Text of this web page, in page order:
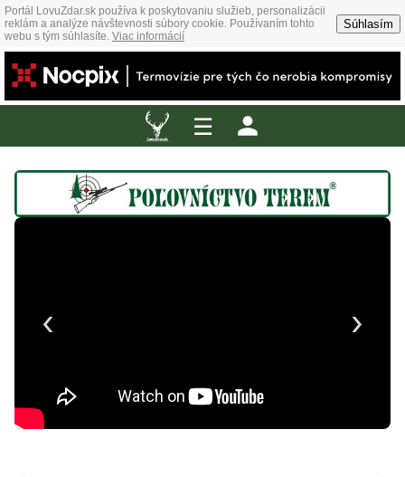
Portál LovuZdar.sk používa k poskytovaniu služieb, personalizácii
reklám a analýze návštevnosti súbory cookie. Používaním tohto
webu s tým súhlasíte. Viac informácií
Súhlasím
☰
‹ ›